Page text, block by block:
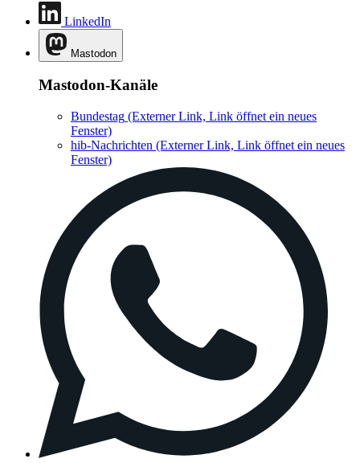
LinkedIn
Mastodon
Mastodon-Kanäle
Bundestag (Externer Link, Link öffnet ein neues
Fenster)
hib-Nachrichten (Externer Link, Link öffnet ein neues
Fenster)